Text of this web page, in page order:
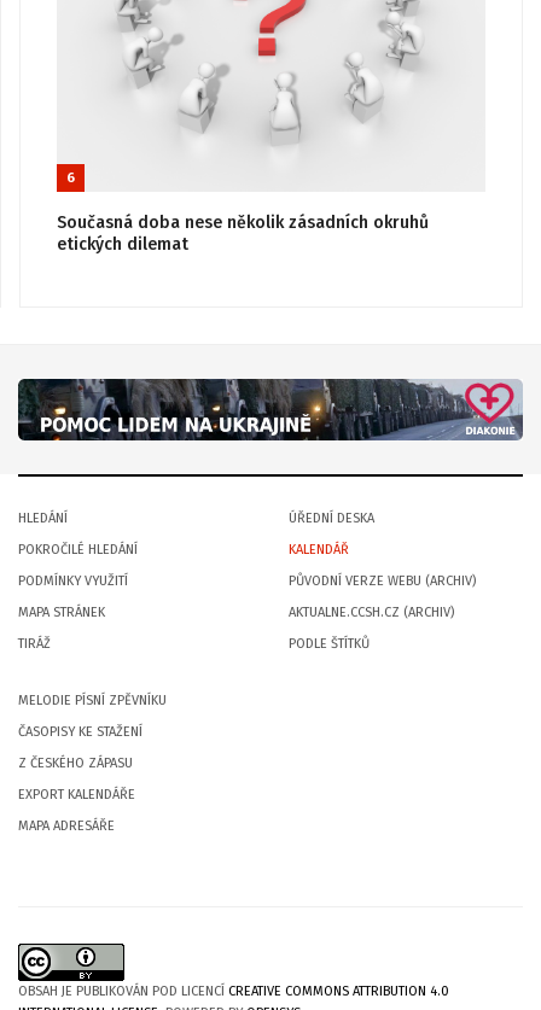
6
Současná doba nese několik zásadních okruhů
etických dilemat
HLEDÁNÍ
POKROČILÉ HLEDÁNÍ
PODMÍNKY VYUŽITÍ
MAPA STRÁNEK
TIRÁŽ
ÚŘEDNÍ DESKA
KALENDÁŘ
PŮVODNÍ VERZE WEBU (ARCHIV)
AKTUALNE.CCSH.CZ (ARCHIV)
PODLE ŠTÍTKŮ
MELODIE PÍSNÍ ZPĚVNÍKU
ČASOPISY KE STAŽENÍ
Z ČESKÉHO ZÁPASU
EXPORT KALENDÁŘE
MAPA ADRESÁŘE
OBSAH JE PUBLIKOVÁN POD LICENCÍ CREATIVE COMMONS ATTRIBUTION 4.0